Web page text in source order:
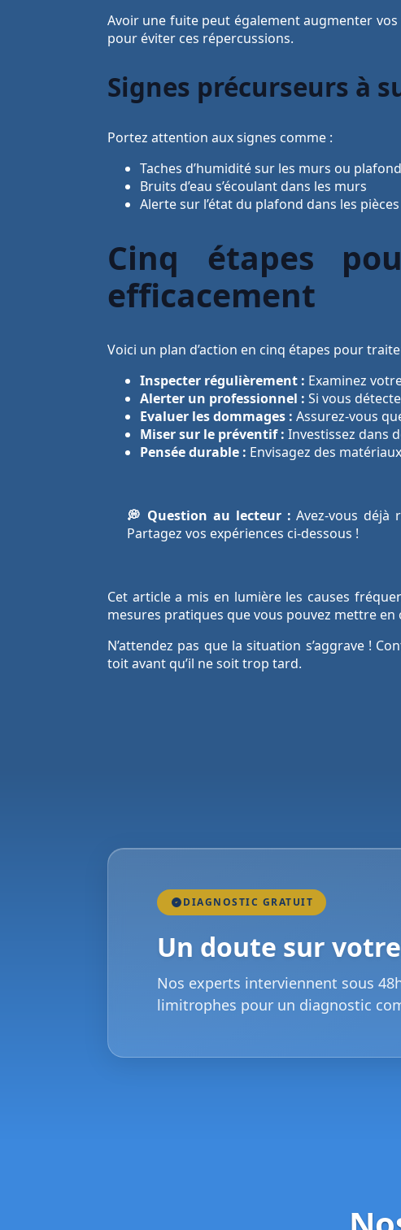
Avoir une fuite peut également augmenter vos
pour éviter ces répercussions.
Signes précurseurs à
Portez attention aux signes comme :
Taches d’humidité sur les murs ou
Bruits d’eau s’écoulant dans les murs
Alerte sur l’état du plafond dans les
Cinq étapes
efficacement
Voici un plan d’action en cinq étapes pour
Inspecter régulièrement : Examinez
Alerter un professionnel : Si vous
Evaluer les dommages : Assurez-vous
Miser sur le préventif : Investissez dans
Pensée durable : Envisagez des
💭 Question au lecteur : Avez-vous déjà
Partagez vos expériences ci-dessous !
Cet article a mis en lumière les causes
mesures pratiques que vous pouvez mettre
N’attendez pas que la situation s’aggrave !
toit avant qu’il ne soit trop tard.
DIAGNOSTIC GRATUIT
Un doute sur
Nos experts interviennent sous
limitrophes pour un diagnostic